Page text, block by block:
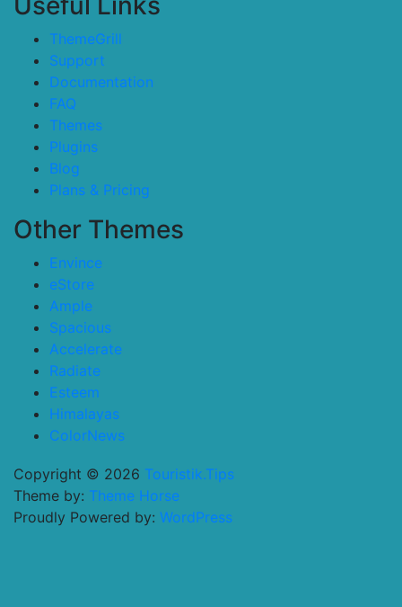
ThemeGrill
Support
Documentation
FAQ
Themes
Plugins
Blog
Plans & Pricing
Other Themes
Envince
eStore
Ample
Spacious
Accelerate
Radiate
Esteem
Himalayas
ColorNews
Copyright © 2026 Touristik.Tips
Theme by: Theme Horse
Proudly Powered by: WordPress